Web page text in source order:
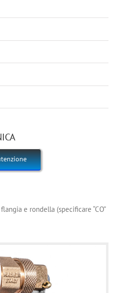
e rondella (specificare “CO”